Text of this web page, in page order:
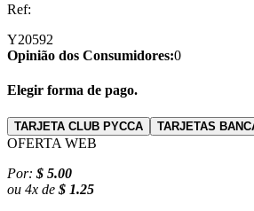
Ref:
Y20592
Opinião dos Consumidores:0
Elegir forma de pago.
TARJETA CLUB PYCCA TARJETAS
OFERTA WEB
Por: $ 5.00
ou 4x de $ 1.25